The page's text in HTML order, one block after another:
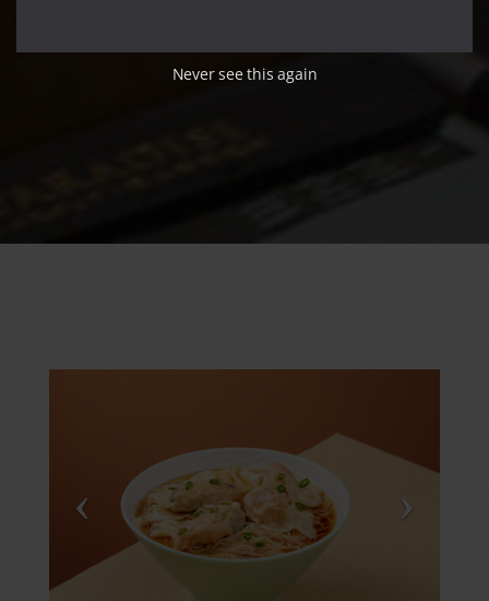
Never see this again